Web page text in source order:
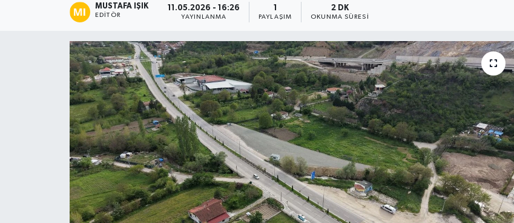
MUSTAFA IŞIK
EDITÖR
11.05.2026 - 16:26
YAYINLANMA
1
PAYLAŞIM
2 DK
OKUNMA SÜRESI
Tokat Spor
Ekonomi
Tokat Haber
Son Dakika Haberleri
Haber Arşivi